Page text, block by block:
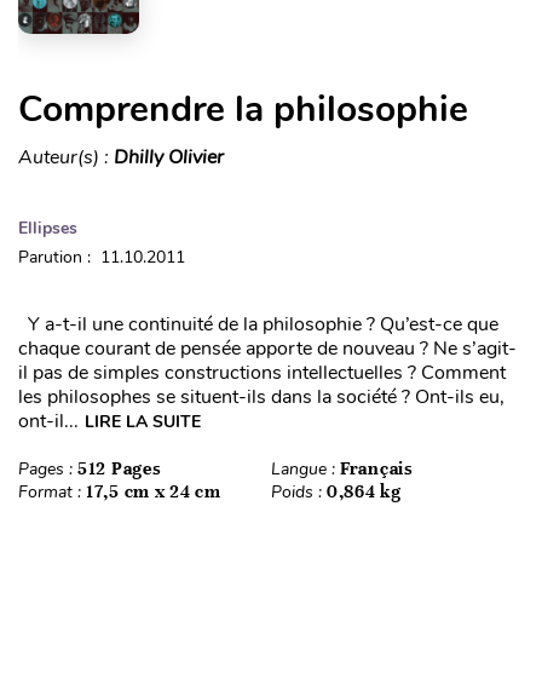
Comprendre la philosophie
Auteur(s) : Dhilly Olivier
Ellipses
Parution : 11.10.2011
Y a-t-il une continuité de la philosophie ? Qu’est-ce que
chaque courant de pensée apporte de nouveau ? Ne s’agit-
il pas de simples constructions intellectuelles ? Comment
les philosophes se situent-ils dans la société ? Ont-ils eu,
ont-il... LIRE LA SUITE
Pages : 512 Pages Langue : Français
Format : 17,5 cm x 24 cm Poids : 0,864 kg